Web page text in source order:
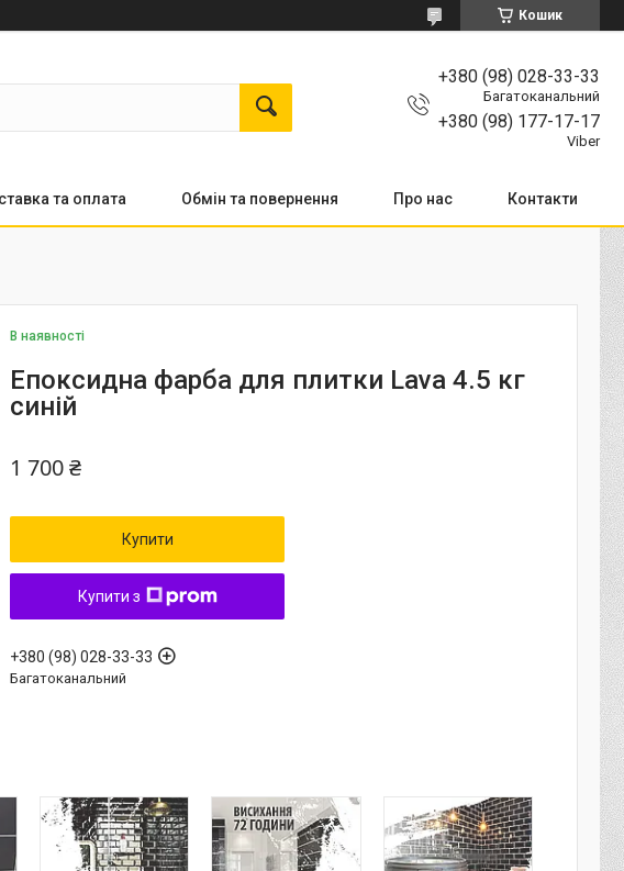
Кошик
+380 (98) 028-33-33
Багатоканальний
+380 (98) 177-17-17
Viber
та оплата Обмін та повернення Про нас Контакти
В наявності
Епоксидна фарба для плитки Lava 4.5 кг
синій
1 700 ₴
Купити
Купити з
+380 (98) 028-33-33
Багатоканальний